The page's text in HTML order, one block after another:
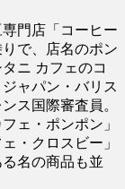
門店「コーヒー
で、店名のポン
ニ カフェのコ
ャパン・バリス
ス国際審査員。
ェ・ポンポン」
・クロスビー」
名の商品も並